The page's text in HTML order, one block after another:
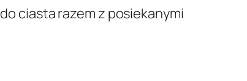
ciasta razem z posiekanymi